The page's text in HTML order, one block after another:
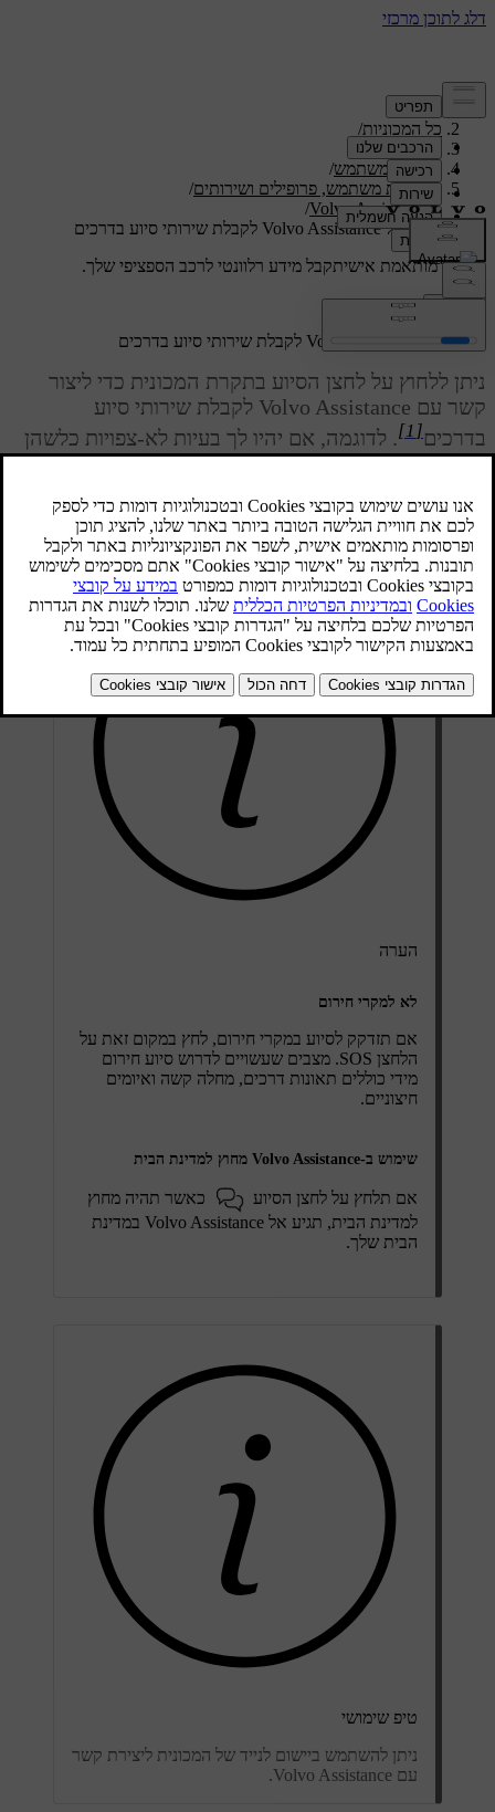
תמיכה/
כל המכוניות/
ES90 2026
/
מדריך למשתמש/
חשבונות משתמש, פרופילים ושירותים/
Volvo Assistance
/
פנייה אל Volvo Assistance לקבלת שירותי סיוע בדרכים
תמיכה מותאמת אישיתקבל מידע רלוונטי לרכב הספציפי שלך.
מעודכן 25.04.2024
פנייה אל Volvo Assistance לקבלת שירותי סיוע בדרכים
ניתן ללחוץ על לחצן הסיוע בתקרת המכונית כדי ליצור
קשר עם Volvo Assistance לקבלת שירותי סיוע
בדרכים[1]
. לדוגמה, אם יהיו לך בעיות לא-צפויות כלשהן
בדרכים, כגון אם סוללת המכונית נפרקה, אירעה תקלה
הערה
לא למקרי חירום
אם תזדקק לסיוע במקרי חירום, לחץ במקום זאת על
הלחצן SOS. מצבים שעשויים לדרוש סיוע חירום
מידי כוללים תאונות דרכים, מחלה קשה ואיומים
חיצוניים.
שימוש ב-Volvo Assistance מחוץ למדינת הבית
אם תלחץ על לחצן הסיוע
כאשר תהיה מחוץ
למדינת הבית, תגיע אל Volvo Assistance במדינת
הבית שלך.
טיפ שימושי
ניתן להשתמש ביישום לנייד של המכונית ליצירת קשר
עם Volvo Assistance.